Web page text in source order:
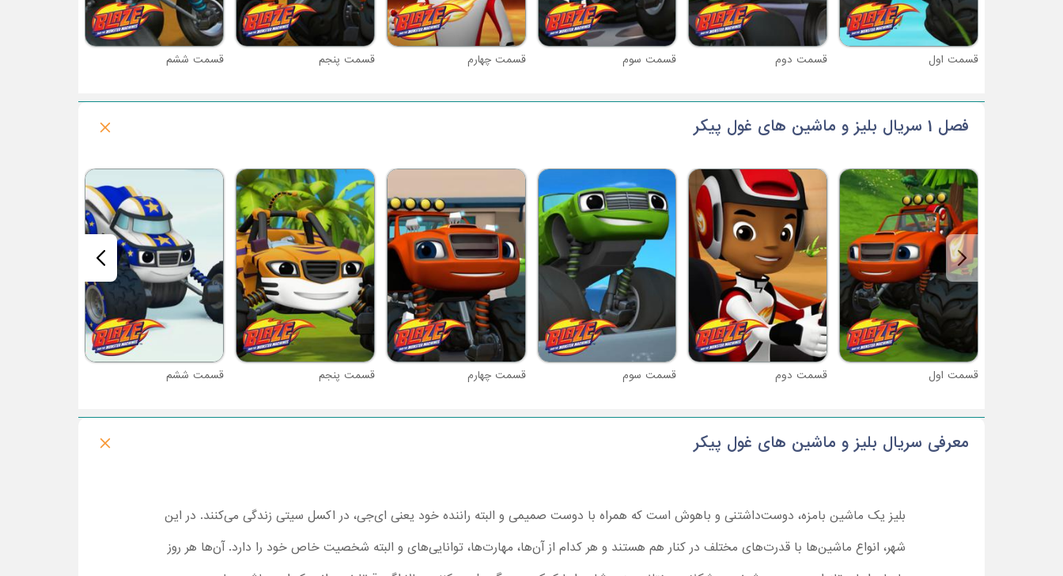
قسمت اول قسمت دوم قسمت سوم قسمت چهارم قسمت پنجم قسمت ششم
فصل 1 سریال بلیز و ماشین های غول پیکر
قسمت اول قسمت دوم قسمت سوم قسمت چهارم قسمت پنجم قسمت ششم
معرفی سریال بلیز و ماشین های غول پیکر
بلیز یک ماشین بامزه، دوست‌داشتنی و باهوش است که همراه با دوست صمیمی و البته راننده خود یعنی ای‌جی، در اکسل سیتی زندگی می‌کنند. در این
شهر، انواع ماشین‌ها با قدرت‌های مختلف در کنار هم هستند و هر کدام از آن‌ها، مهارت‌ها، توانایی‌های و البته شخصیت خاص خود را دارد. آن‌ها هر روز